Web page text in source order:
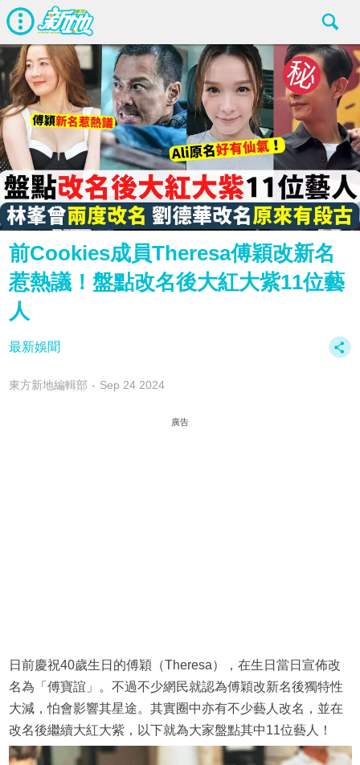
前Cookies成員Theresa傅穎改新名
惹熱議！盤點改名後大紅大紫11位藝
人
最新娛聞
東方新地編輯部 Sep 24 2024
廣告
日前慶祝40歲生日的傅穎（Theresa），在生日當日宣佈改
名為「傅寶誼」。不過不少網民就認為傅穎改新名後獨特性
大減，怕會影響其星途。其實圈中亦有不少藝人改名，並在
改名後繼續大紅大紫，以下就為大家盤點其中11位藝人！